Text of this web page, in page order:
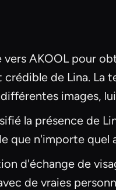
AKOOL pour
de Lina. La
images,
la présence de
que n'importe quel
d'échange de
de vraies